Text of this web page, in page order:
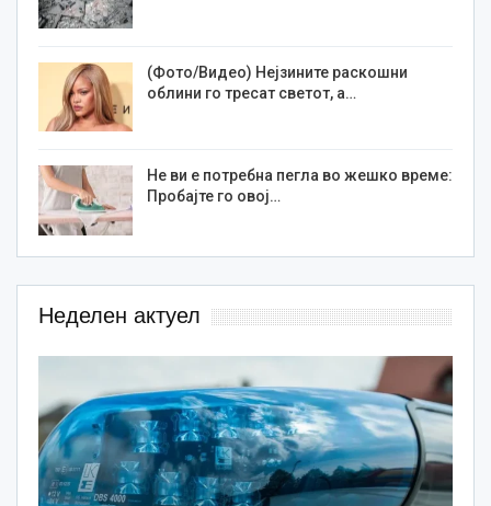
(Фото/Видео) Нејзините раскошни
облини го тресат светот, а…
Не ви е потребна пегла во жешко време:
Пробајте го овој…
Неделен актуел